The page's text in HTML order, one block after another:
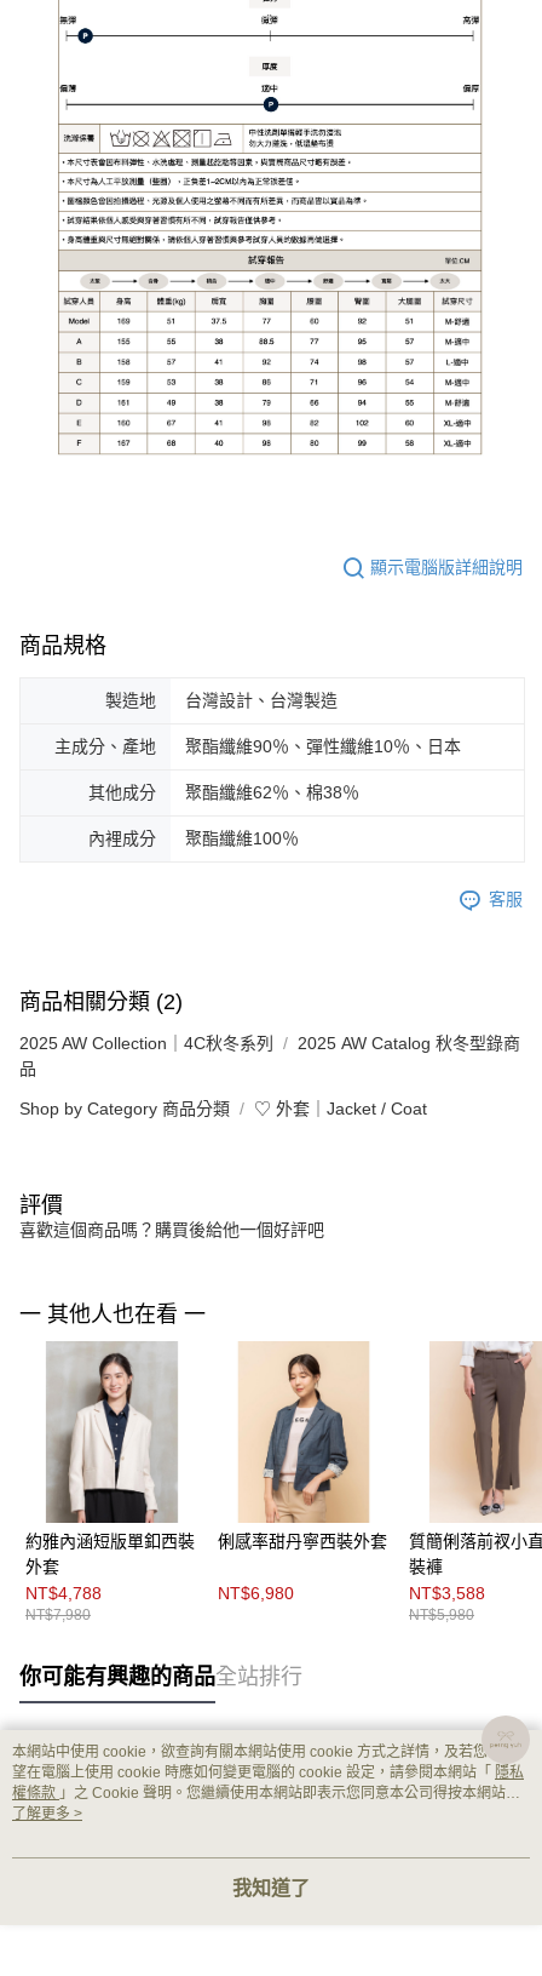
顯示電腦版詳細說明
商品規格
製造地 台灣設計、台灣製造
主成分、產地 聚酯纖維90％、彈性纖維10％、日本
其他成分 聚酯纖維62％、棉38％
內裡成分 聚酯纖維100％
客服
商品相關分類 (2)
2025 AW Collection｜4C秋冬系列
2025 AW Catalog 秋冬型錄商
品
Shop by Category 商品分類 ♡ 外套｜Jacket / Coat
評價
喜歡這個商品嗎？購買後給他一個好評吧
一 其他人也在看 一
約雅內涵短版單釦西裝
外套
NT$4,788
NT$7,980
俐感率甜丹寧西裝外套
NT$6,980
質簡俐落前衩小
裝褲
NT$3,588
NT$5,980
你可能有興趣的商品全站排行
熱門標籤
本網站中使用 cookie，欲查詢有關本網站使用 cookie 方式之詳情，及若您不希
望在電腦上使用 cookie 時應如何變更電腦的 cookie 設定，請參閱本網站「 隱私
權條款 」之 Cookie 聲明。您繼續使用本網站即表示您同意本公司得按本網站使
用條款之 Cookie 聲明使用 cookie。
了解更多 >
我知道了